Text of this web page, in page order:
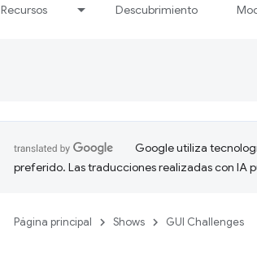
Recursos Descubrimiento
Google utiliza
preferido. Las traducciones realizadas con IA
Página principal Shows GUI Challenges